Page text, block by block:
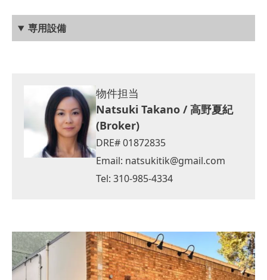
専用設備
物件担当
Natsuki Takano / 高野夏紀
(Broker)
DRE# 01872835
Email: natsukitik@gmail.com
Tel: 310-985-4334